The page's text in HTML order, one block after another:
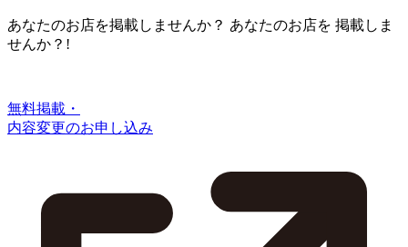
あなたのお店を掲載しませんか？ あなたのお店を 掲載しま
せんか？!
無料掲載・
内容変更のお申し込み